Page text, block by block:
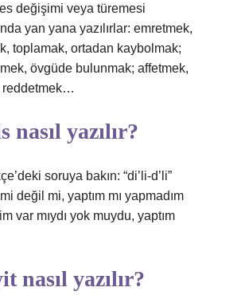
değişimi veya türemesi
yan yana yazılırlar: emretmek,
toplamak, ortadan kaybolmak;
övgüde bulunmak; affetmek,
reddetmek…
nasıl yazılır?
soruya bakın: “di’li-d’li”
değil mi, yaptım mı yapmadım
var mıydı yok muydu, yaptım
nasıl yazılır?